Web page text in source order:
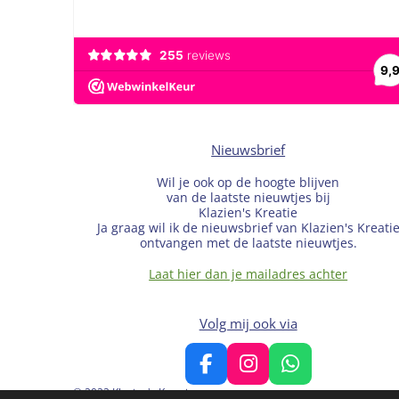
Nieuwsbrief
Wil je ook op de hoogte blijven
van de laatste nieuwtjes bij
Klazien's Kreatie
Ja graag wil ik de nieuwsbrief van Klazien's Kreatie
ontvangen met de laatste nieuwtjes.
Laat hier dan je mailadres achter
Volg mij ook via
F
a
I
n
W
h
© 2022 Klazien's Kreatie